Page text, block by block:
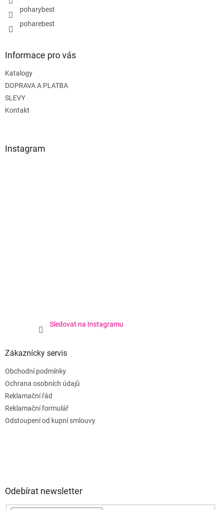
poharybest
poharebest
Informace pro vás
Katalogy
DOPRAVA A PLATBA
SLEVY
Kontakt
Instagram
Sledovat na Instagramu
Zákaznícky servis
Obchodní podmínky
Ochrana osobních údajů
Reklamační řád
Reklamační formulář
Odstoupení od kupní smlouvy
Odebírat newsletter